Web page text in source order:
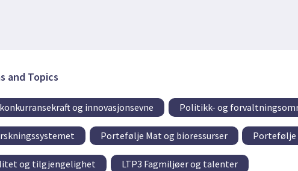
and Topics
og innovasjonsevne Politikk- og
Portefølje Mat og bioressurser Portefølje
og tilgjengelighet LTP3 Fagmiljøer og talenter